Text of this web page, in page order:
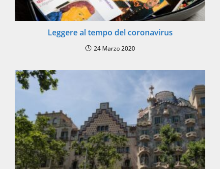
Leggere al tempo del coronavirus
24 Marzo 2020